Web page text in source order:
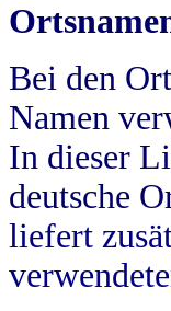
Bei den
Namen
In dieser
deutsche
liefert